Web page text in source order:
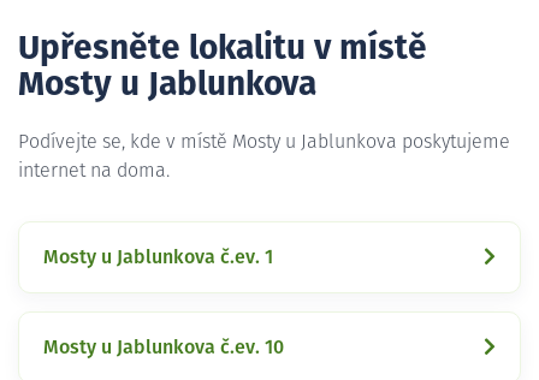
Upřesněte lokalitu v místě
Mosty u Jablunkova
Podívejte se, kde v místě Mosty u Jablunkova poskytujeme
internet na doma.
Mosty u Jablunkova č.ev. 1
Mosty u Jablunkova č.ev. 10